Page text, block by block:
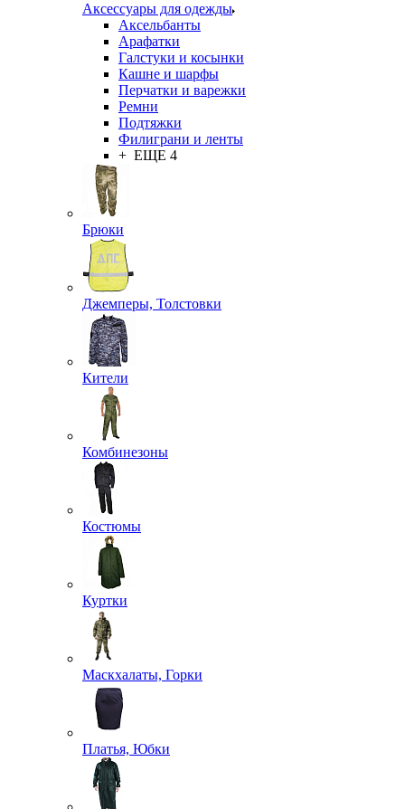
Аксессуары для одежды
Аксельбанты
Арафатки
Галстуки и косынки
Кашне и шарфы
Перчатки и варежки
Ремни
Подтяжки
Филиграни и ленты
+ ЕЩЕ 4
Брюки
Джемперы, Толстовки
Кители
Комбинезоны
Костюмы
Куртки
Маскхалаты, Горки
Платья, Юбки